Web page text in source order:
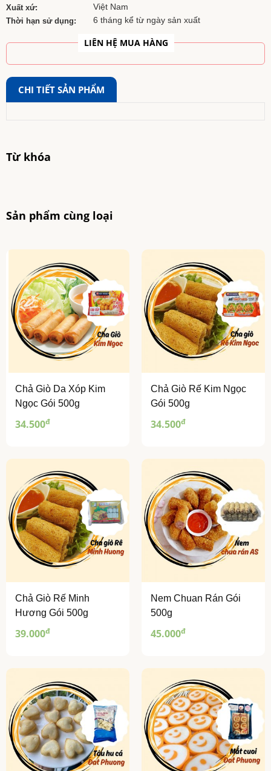
Xuất xứ: Việt Nam
Thời hạn sử dụng: 6 tháng kể từ ngày sản xuất
LIÊN HỆ MUA HÀNG
CHI TIẾT SẢN PHẨM
Từ khóa
Sản phẩm cùng loại
Chả Giò Da Xóp Kim
Ngọc Gói 500g
34.500đ
Chả Giò Rế Kim Ngọc
Gói 500g
34.500đ
Chả Giò Rế Minh
Hương Gói 500g
39.000đ
Nem Chuan Rán Gói
500g
45.000đ